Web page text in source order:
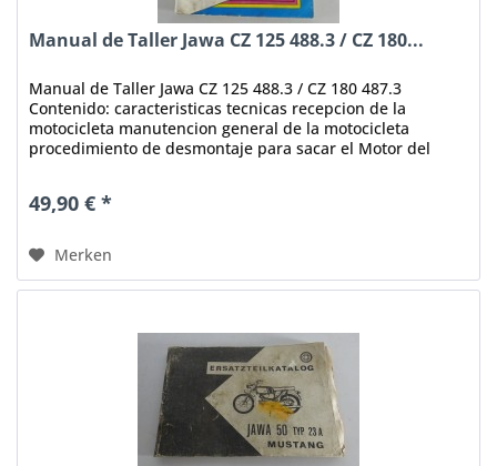
Manual de Taller Jawa CZ 125 488.3 / CZ 180...
Manual de Taller Jawa CZ 125 488.3 / CZ 180 487.3
Contenido: caracteristicas tecnicas recepcion de la
motocicleta manutencion general de la motocicleta
procedimiento de desmontaje para sacar el Motor del
49,90 € *
Merken